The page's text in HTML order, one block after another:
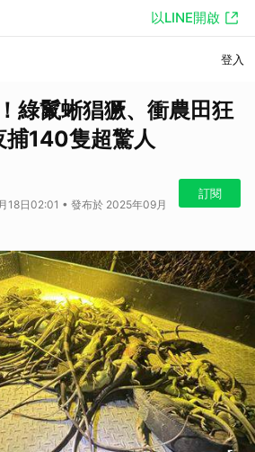
以LINE開啟
登入
綠鬣蜥猖獗、衝農田狂
140隻超驚人
18日02:01 • 發布於 2025年09月
訂閱